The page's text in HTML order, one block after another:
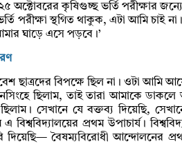
অক্টোবরের কৃষিগুচ্ছ ভর্তি পরীক্ষার
পরীক্ষা স্থগিত থাকুক, এটা আমি চাই
ঘাড়ে এসে পড়বে।’
ছাত্রদের বিপক্ষে ছিল না। ওটা আমি
ছিলাম, তাই তারা আমাকে ডাকলে
সেখানে যে বক্তব্য দিয়েছি,
প্রথম উপাচার্য।
বৈষম্যবিরোধী আন্দোলনের